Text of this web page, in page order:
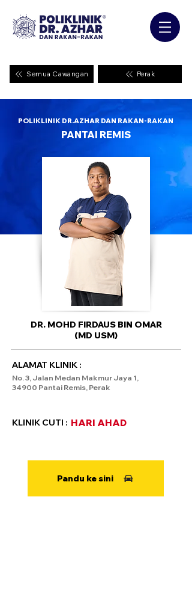
Semua Cawangan Perak
POLIKLINIK DR.AZHAR DAN RAKAN-RAKAN
PANTAI REMIS
DR. MOHD FIRDAUS BIN OMAR
(MD USM)
ALAMAT KLINIK :
No. 3, Jalan Medan Makmur Jaya 1,
34900 Pantai Remis, Perak
KLINIK CUTI : HARI AHAD
Pandu ke sini